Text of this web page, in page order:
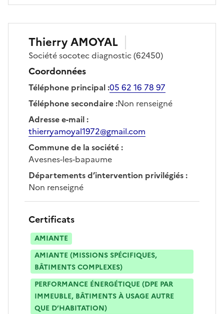
ThierryAMOYAL
Sociétésocotec diagnostic(62450)
Coordonnées
Téléphone principal:05 62 16 78 97
Téléphone secondaire:Non renseigné
Adresse e-mail:
thierryamoyal1972@gmail.com
Commune de la société:
Avesnes-les-bapaume
Départements d’intervention privilégiés:
Non renseigné
Certificats
AMIANTE
AMIANTE (MISSIONS SPÉCIFIQUES,
BÂTIMENTS COMPLEXES)
PERFORMANCE ÉNERGÉTIQUE (DPE PAR
IMMEUBLE, BÂTIMENTS À USAGE AUTRE
QUE D’HABITATION)